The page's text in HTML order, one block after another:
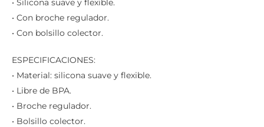
• Silicona suave y flexible.
• Con broche regulador.
• Con bolsillo colector.
ESPECIFICACIONES:
• Material: silicona suave y flexible.
• Libre de BPA.
• Broche regulador.
• Bolsillo colector.